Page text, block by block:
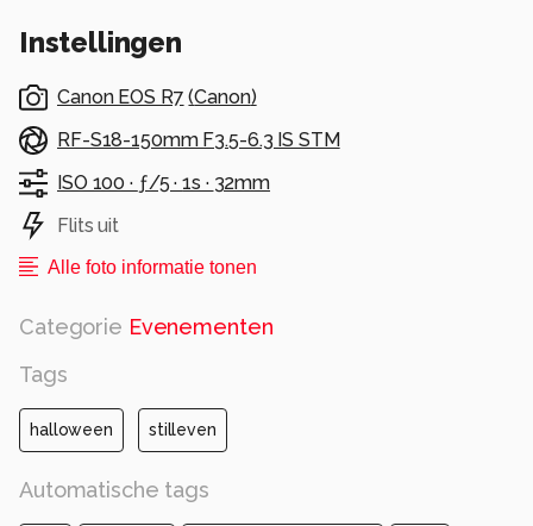
Instellingen
Canon EOS R7 (Canon)
RF-S18-150mm F3.5-6.3 IS STM
ISO 100 · ƒ/5 ·1s · 32mm
Flits uit
Alle foto informatie tonen
Categorie Evenementen
Tags
halloween stilleven
Automatische tags